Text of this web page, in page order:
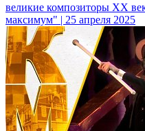
великие композиторы XX
максимум" | 25 апреля 2025